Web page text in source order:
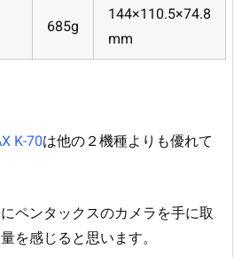
685g
144×110.5×74.8
mm
K-70は他の２機種よりも優れて
ペンタックスのカメラを手に取
を感じると思います。